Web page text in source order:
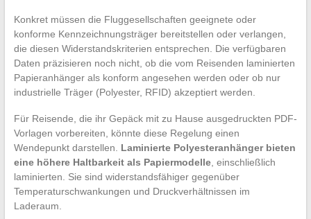
Konkret müssen die Fluggesellschaften geeignete oder
konforme Kennzeichnungsträger bereitstellen oder verlangen,
die diesen Widerstandskriterien entsprechen. Die verfügbaren
Daten präzisieren noch nicht, ob die vom Reisenden laminierten
Papieranhänger als konform angesehen werden oder ob nur
industrielle Träger (Polyester, RFID) akzeptiert werden.
Für Reisende, die ihr Gepäck mit zu Hause ausgedruckten PDF-
Vorlagen vorbereiten, könnte diese Regelung einen
Wendepunkt darstellen. Laminierte Polyesteranhänger bieten
eine höhere Haltbarkeit als Papiermodelle, einschließlich
laminierten. Sie sind widerstandsfähiger gegenüber
Temperaturschwankungen und Druckverhältnissen im
Laderaum.